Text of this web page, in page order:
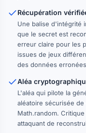
Récupération
Une balise d'intégrité
que le secret est
erreur claire pour les
issues de jeux
des données
Aléa
L'aléa qui pilote la
aléatoire sécurisée
Math.random.
attaquant de